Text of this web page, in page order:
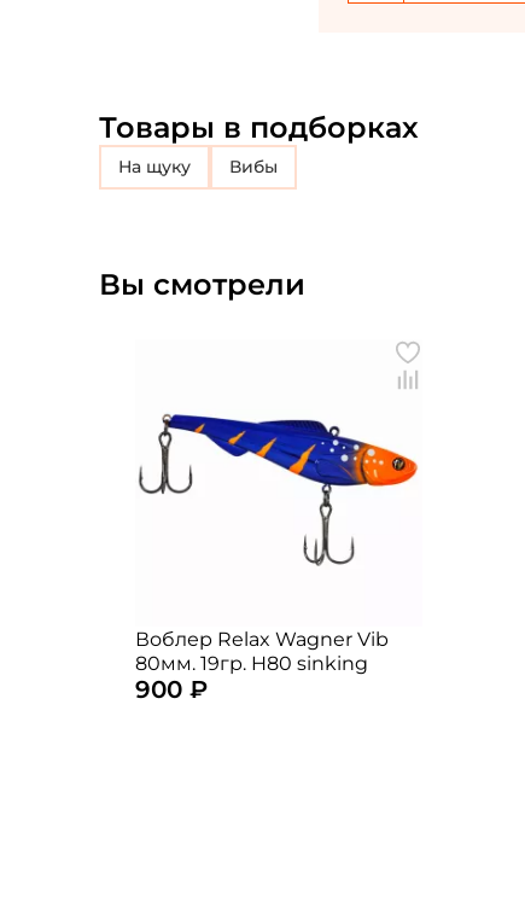
Товары в подборках
на щуку Вибы
Вы смотрели
Воблер Relax Wagner Vib
80мм. 19гр. H80 sinking
900 ₽